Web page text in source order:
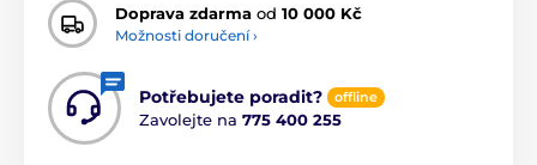
Doprava zdarma od 10 000 Kč
Možnosti doručení ›
Potřebujete poradit? offline
Zavolejte na 775 400 255